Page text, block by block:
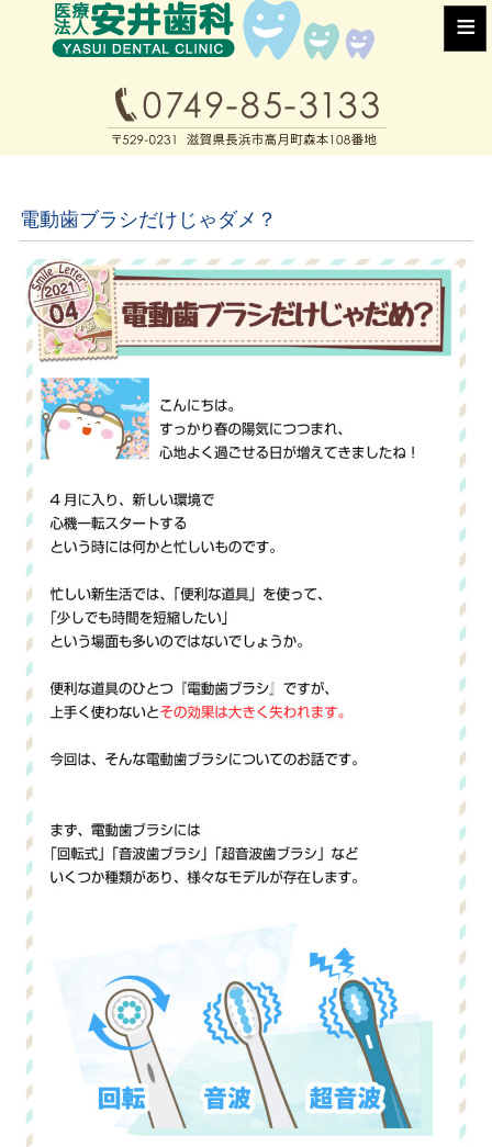
≡
電動歯ブラシだけじゃダメ？